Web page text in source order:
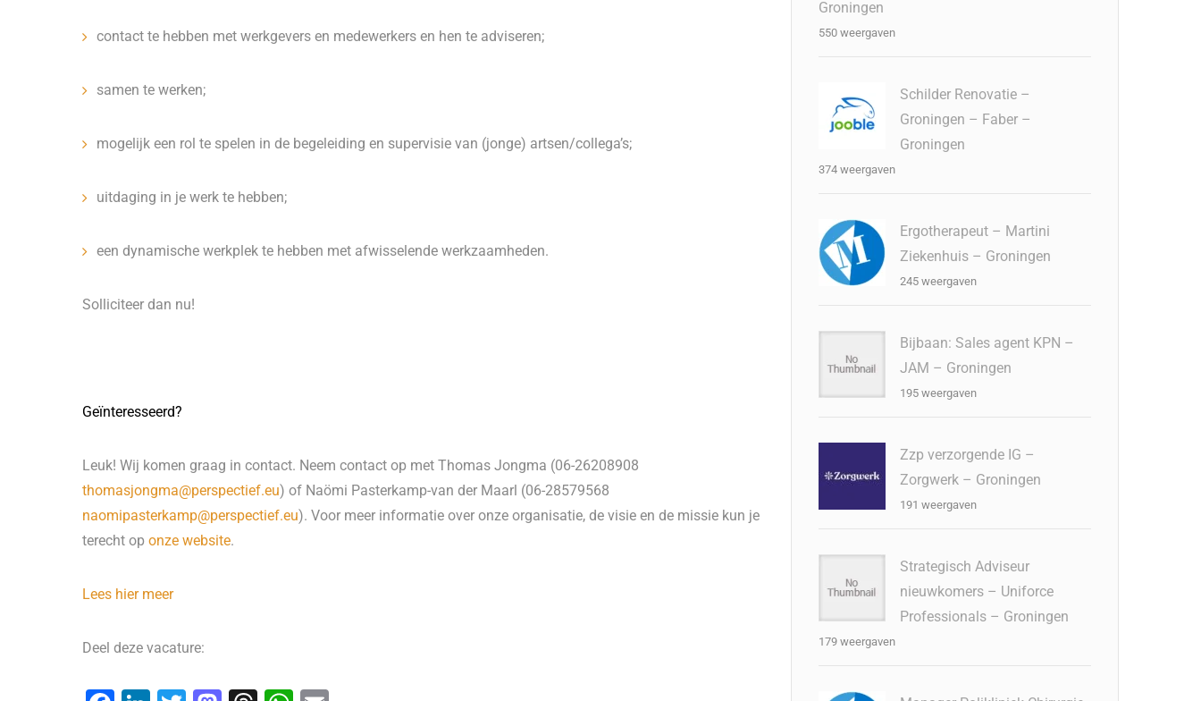
contact te hebben met werkgevers en medewerkers en hen te adviseren;
samen te werken;
mogelijk een rol te spelen in de begeleiding en supervisie van (jonge) artsen/collega’s;
uitdaging in je werk te hebben;
een dynamische werkplek te hebben met afwisselende werkzaamheden.
Solliciteer dan nu!
Geïnteresseerd?
Leuk! Wij komen graag in contact. Neem contact op met Thomas Jongma (06-26208908
thomasjongma@perspectief.eu) of Naömi Pasterkamp-van der Maarl (06-28579568
naomipasterkamp@perspectief.eu). Voor meer informatie over onze organisatie, de visie en de missie kun je
terecht op onze website.
Lees hier meer
Deel deze vacature:
Groningen
550 weergaven
Schilder Renovatie –
Groningen – Faber –
Groningen
374 weergaven
Ergotherapeut – Martini
Ziekenhuis – Groningen
245 weergaven
Bijbaan: Sales agent KPN –
JAM – Groningen
195 weergaven
Zzp verzorgende IG –
Zorgwerk – Groningen
191 weergaven
Strategisch Adviseur
nieuwkomers – Uniforce
Professionals – Groningen
179 weergaven